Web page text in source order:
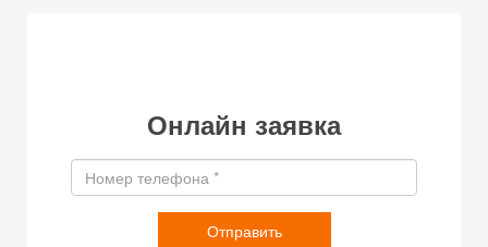
Онлайн заявка
Отправить